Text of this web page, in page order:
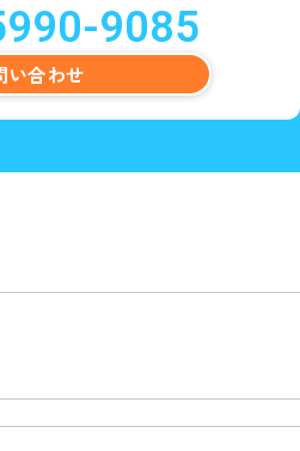
9085
い合わせ